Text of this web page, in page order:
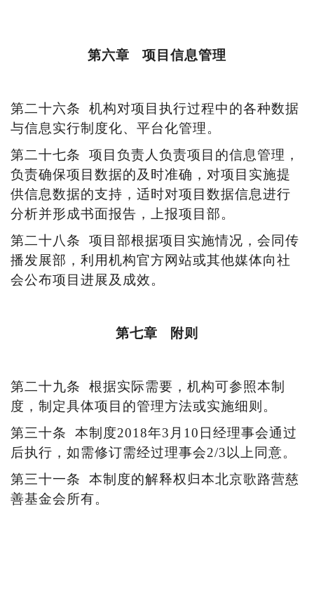
第六章 项目信息管理
第二十六条
机构对项目执行过程中的各种数据
与信息实行制度化、平台化管理。
第二十七条
项目负责人负责项目的信息管理，
负责确保项目数据的及时准确，对项目实施提
供信息数据的支持，适时对项目数据信息进行
分析并形成书面报告，上报项目部。
第二十八条
项目部根据项目实施情况，会同传
播发展部，利用机构官方网站或其他媒体向社
会公布项目进展及成效。
第七章 附则
第二十九条
根据实际需要，机构可参照本制
度，制定具体项目的管理方法或实施细则。
第三十条 本制度2018年3月10日 经理事会通过
后执行，如需修订需经过理事会2/3以上同意。
第三十一条
本制度的解释权归本北京歌路营慈
善基金会所有。